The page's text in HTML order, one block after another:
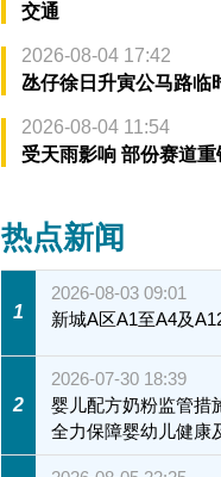
交通
2026-08-04 17:42
氹仔徐日升寅公马路临
2026-08-04 11:54
受天雨影响 部份赛道
热点新闻
1
2026-08-03 09:01
新城A区A1至A4及
2
2026-07-30 18:39
婴儿配方奶粉监管
全力保障婴幼儿健康